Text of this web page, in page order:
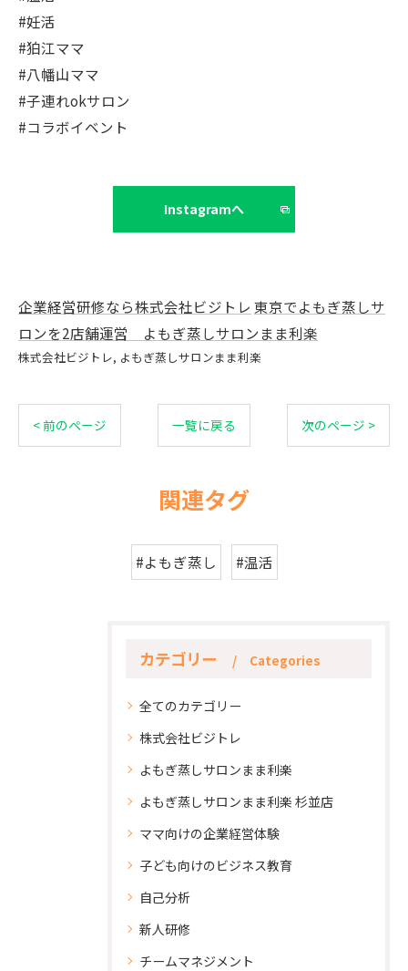
#妊活
#狛江ママ
#八幡山ママ
#子連れokサロン
#コラボイベント
Instagramへ
企業経営研修なら株式会社ビジトレ 東京でよもぎ蒸しサ
ロンを2店舗運営 よもぎ蒸しサロンまま利楽
株式会社ビジトレ よもぎ蒸しサロンまま利楽
< 前のページ 一覧に戻る 次のページ >
関連タグ
#よもぎ蒸し #温活
カテゴリー Categories
全てのカテゴリー
株式会社ビジトレ
よもぎ蒸しサロンまま利楽
よもぎ蒸しサロンまま利楽 杉並店
ママ向けの企業経営体験
子ども向けのビジネス教育
自己分析
新人研修
チームマネジメント